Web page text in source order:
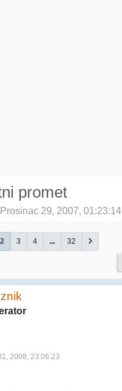
promet
29, 2007, 01:23:14
2 3 4 ... 32
2008, 23:06:23